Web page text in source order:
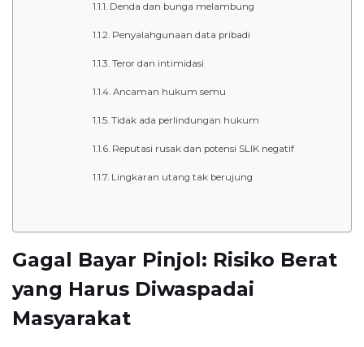
Denda dan bunga melambung
Penyalahgunaan data pribadi
Teror dan intimidasi
Ancaman hukum semu
Tidak ada perlindungan hukum
Reputasi rusak dan potensi SLIK negatif
Lingkaran utang tak berujung
Gagal Bayar Pinjol: Risiko Berat
yang Harus Diwaspadai
Masyarakat